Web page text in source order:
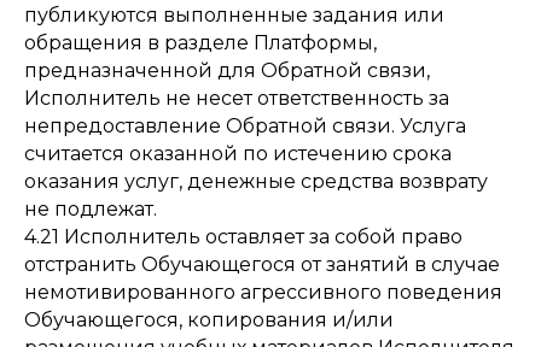
публикуются выполненные задания или
обращения в разделе Платформы,
предназначенной для Обратной связи,
Исполнитель не несет ответственность за
непредоставление Обратной связи. Услуга
считается оказанной по истечению срока
оказания услуг, денежные средства возврату
не подлежат.
4.21 Исполнитель оставляет за собой право
отстранить Обучающегося от занятий в случае
немотивированного агрессивного поведения
Обучающегося, копирования и/или